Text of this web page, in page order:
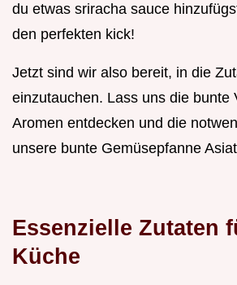
du etwas sriracha sauce
den perfekten kick!
Jetzt sind wir also bereit, in die
einzutauchen. Lass uns die bunte
Aromen entdecken und die
unsere bunte Gemüsepfanne
Essenzielle Zutaten
Küche